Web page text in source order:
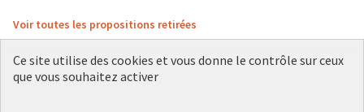
Voir toutes les propositions retirées
Ce site utilise des cookies et vous donne le contrôle sur ceux
que vous souhaitez activer